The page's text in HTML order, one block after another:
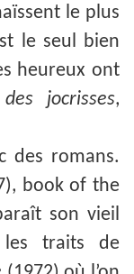
le plus
le seul bien
heureux ont
jocrisses,
des romans.
book of the
son vieil
les traits de